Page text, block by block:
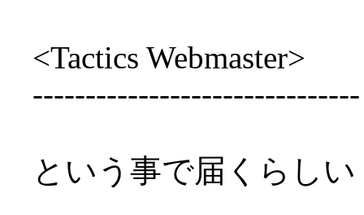
<Tactics Webmaster>
-------------------------------
という事で届くらし